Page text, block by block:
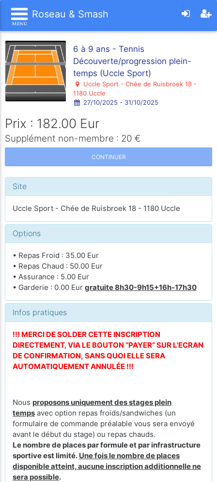
Roseau & Smash
6 à 9 ans - Tennis
Découverte/progression plein-
temps (Uccle Sport)
Uccle Sport - Chée de Ruisbroek 18 -
1180 Uccle
27/10/2025 - 31/10/2025
Prix : 182.00 Eur
Supplément non-membre : 20 €
CONTINUER
Site
Uccle Sport - Chée de Ruisbroek 18 - 1180 Uccle
Options
• Repas Froid : 35.00 Eur
• Repas Chaud : 50.00 Eur
• Assurance : 5.00 Eur
• Garderie : 0.00 Eur gratuite 8h30-9h15+16h-17h30
Infos pratiques
!!! MERCI DE SOLDER CETTE INSCRIPTION
DIRECTEMENT, VIA LE BOUTON “PAYER” SUR L'ECRAN
DE CONFIRMATION, SANS QUOI ELLE SERA
AUTOMATIQUEMENT ANNULÉE !!!
Nous proposons uniquement des stages plein
temps avec option repas froids/sandwiches (un
formulaire de commande préalable vous sera envoyé
avant le début du stage) ou repas chauds.
Le nombre de places par formule et par infrastructure
sportive est limité. Une fois le nombre de places
disponible atteint, aucune inscription additionnelle ne
sera possible.